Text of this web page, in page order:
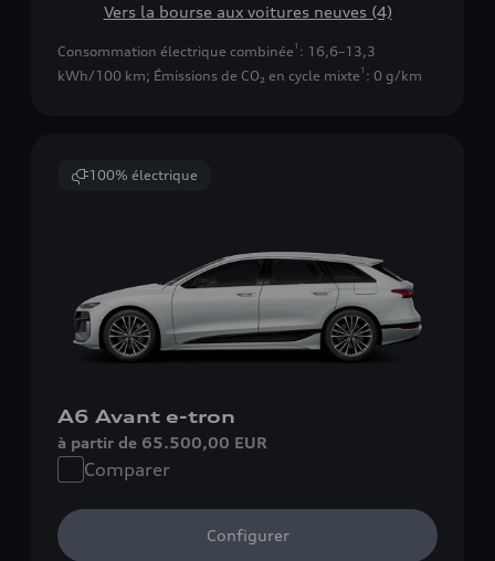
Vers la bourse aux voitures neuves (4)
Consommation électrique combinée 1 : 16,6–13,3
kWh/100 km; Émissions de CO₂ en cycle mixte 1 : 0 g/km
100% électrique
A6 Avant e-tron
à partir de 65.500,00 EUR
Comparer
Configurer